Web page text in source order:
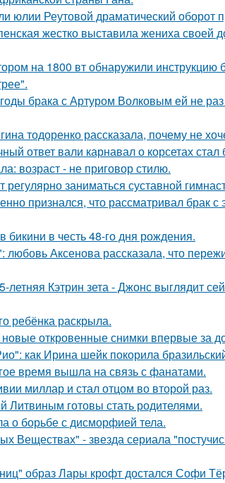
юлии Реутовой драматический оборот
жестко выставила жениха своей
на 1800 вт обнаружили инструкцию
брака с Артуром Волковым ей не
тодоренко рассказала, почему не
ответ вали карнавал о корсетах стал
возраст - не приговор стилю.
заниматься суставной
признался, что рассматривал брак с
в честь 48-го дня рождения.
Аксенова рассказала, что
летняя Кэтрин зета - Джонс выглядит
ребёнка раскрыла.
откровенные снимки впервые за
как Ирина шейк покорила
время вышла на связь с фанатами.
миллар и стал отцом во второй раз.
Литвиным готовы стать родителями.
о борьбе с дисморфией тела.
Веществах" - звезда сериала
образ Лары крофт достался Софи